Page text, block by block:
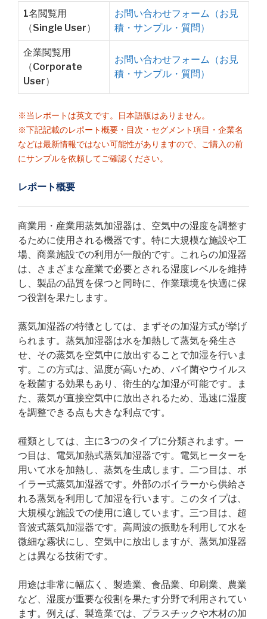
1名閲覧用
（Single User）
お問い合わせフォーム（お見
積・サンプル・質問）
企業閲覧用
（Corporate
User）
お問い合わせフォーム（お見
積・サンプル・質問）
※当レポートは英文です。日本語版はありません。
※下記記載のレポート概要・目次・セグメント項目・企業名
などは最新情報ではない可能性がありますので、ご購入の前
にサンプルを依頼してご確認ください。
レポート概要
商業用・産業用蒸気加湿器は、空気中の湿度を調整す
るために使用される機器です。特に大規模な施設や工
場、商業施設での利用が一般的です。これらの加湿器
は、さまざまな産業で必要とされる湿度レベルを維持
し、製品の品質を保つと同時に、作業環境を快適に保
つ役割を果たします。
蒸気加湿器の特徴としては、まずその加湿方式が挙げ
られます。蒸気加湿器は水を加熱して蒸気を発生さ
せ、その蒸気を空気中に放出することで加湿を行いま
す。この方式は、温度が高いため、バイ菌やウイルス
を殺菌する効果もあり、衛生的な加湿が可能です。ま
た、蒸気が直接空気中に放出されるため、迅速に湿度
を調整できる点も大きな利点です。
種類としては、主に3つのタイプに分類されます。一
つ目は、電気加熱式蒸気加湿器です。電気ヒーターを
用いて水を加熱し、蒸気を生成します。二つ目は、ボ
イラー式蒸気加湿器です。外部のボイラーから供給さ
れる蒸気を利用して加湿を行います。このタイプは、
大規模な施設での使用に適しています。三つ目は、超
音波式蒸気加湿器です。高周波の振動を利用して水を
微細な霧状にし、空気中に放出しますが、蒸気加湿器
とは異なる技術です。
用途は非常に幅広く、製造業、食品業、印刷業、農業
など、湿度が重要な役割を果たす分野で利用されてい
ます。例えば、製造業では、プラスチックや木材の加